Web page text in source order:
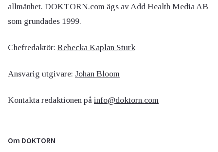
allmänhet. DOKTORN.com ägs av Add Health Media AB
som grundades 1999.
Chefredaktör: Rebecka Kaplan Sturk
Ansvarig utgivare: Johan Bloom
Kontakta redaktionen på info@doktorn.com
Om DOKTORN